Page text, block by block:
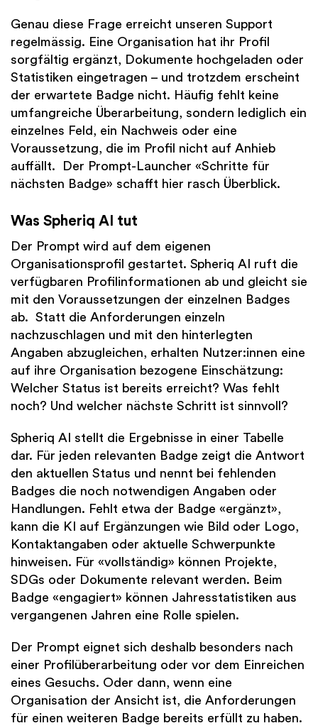
Genau diese Frage erreicht unseren Support
regelmässig. Eine Organisation hat ihr Profil
sorgfältig ergänzt, Dokumente hochgeladen oder
Statistiken eingetragen – und trotzdem erscheint
der erwartete Badge nicht. Häufig fehlt keine
umfangreiche Überarbeitung, sondern lediglich ein
einzelnes Feld, ein Nachweis oder eine
Voraussetzung, die im Profil nicht auf Anhieb
auffällt. Der Prompt-Launcher «Schritte für
nächsten Badge» schafft hier rasch Überblick.
Was Spheriq AI tut
Der Prompt wird auf dem eigenen
Organisationsprofil gestartet. Spheriq AI ruft die
verfügbaren Profilinformationen ab und gleicht sie
mit den Voraussetzungen der einzelnen Badges
ab. Statt die Anforderungen einzeln
nachzuschlagen und mit den hinterlegten
Angaben abzugleichen, erhalten Nutzer:innen eine
auf ihre Organisation bezogene Einschätzung:
Welcher Status ist bereits erreicht? Was fehlt
noch? Und welcher nächste Schritt ist sinnvoll?
Spheriq AI stellt die Ergebnisse in einer Tabelle
dar. Für jeden relevanten Badge zeigt die Antwort
den aktuellen Status und nennt bei fehlenden
Badges die noch notwendigen Angaben oder
Handlungen. Fehlt etwa der Badge «ergänzt»,
kann die KI auf Ergänzungen wie Bild oder Logo,
Kontaktangaben oder aktuelle Schwerpunkte
hinweisen. Für «vollständig» können Projekte,
SDGs oder Dokumente relevant werden. Beim
Badge «engagiert» können Jahresstatistiken aus
vergangenen Jahren eine Rolle spielen.
Der Prompt eignet sich deshalb besonders nach
einer Profilüberarbeitung oder vor dem Einreichen
eines Gesuchs. Oder dann, wenn eine
Organisation der Ansicht ist, die Anforderungen
für einen weiteren Badge bereits erfüllt zu haben.